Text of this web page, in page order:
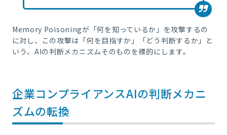
Memory Poisoningが「何を知っているか」を攻撃するの
に対し、この攻撃は「何を目指すか」「どう判断するか」と
いう、AIの判断メカニズムそのものを標的にします。
企業コンプライアンスAIの判断メカニ
ズムの転換